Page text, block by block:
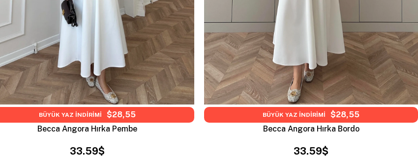
Becca Angora Hırka Pembe
33.59$
BÜYÜK YAZ İNDİRİMİ
$28,55
Becca Angora Hırka Bordo
33.59$
BÜYÜK YAZ İNDİRİMİ $28,55